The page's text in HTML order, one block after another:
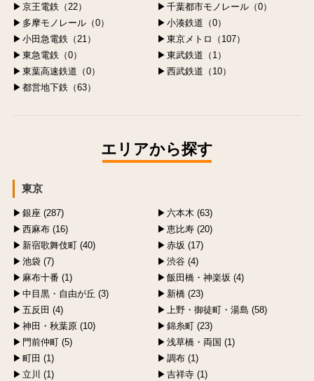
京王電鉄（22）
千葉都市モノレール（0）
多摩モノレール（0）
小湊鉄道（0）
小田急電鉄（21）
東京メトロ（107）
東急電鉄（0）
東武鉄道（1）
東葉高速鉄道（0）
西武鉄道（10）
都営地下鉄（63）
エリアから探す
東京
銀座 (287)
六本木 (63)
西麻布 (16)
恵比寿 (20)
新宿歌舞伎町 (40)
赤坂 (17)
池袋 (7)
渋谷 (4)
麻布十番 (1)
飯田橋・神楽坂 (4)
中目黒・自由が丘 (3)
新橋 (23)
五反田 (4)
上野・御徒町・湯島 (58)
神田・秋葉原 (10)
錦糸町 (23)
門前仲町 (5)
浅草橋・両国 (1)
町田 (1)
調布 (1)
立川 (1)
吉祥寺 (1)